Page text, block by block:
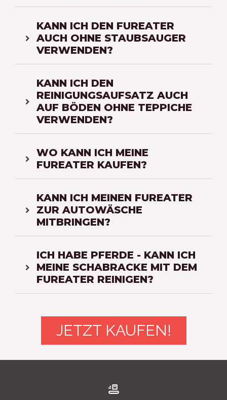
KANN ICH DEN FUREATER
AUCH OHNE STAUBSAUGER
VERWENDEN?
KANN ICH DEN
REINIGUNGSAUFSATZ AUCH
AUF BÖDEN OHNE TEPPICHE
VERWENDEN?
WO KANN ICH MEINE
FUREATER KAUFEN?
KANN ICH MEINEN FUREATER
ZUR AUTOWÄSCHE
MITBRINGEN?
ICH HABE PFERDE - KANN ICH
MEINE SCHABRACKE MIT DEM
FUREATER REINIGEN?
JETZT KAUFEN!